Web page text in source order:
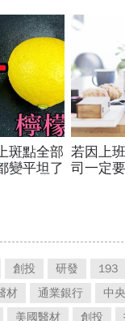
斑點全部
變平坦了
若因上
司一定
創投 研發 193
材 通業銀行 中
美國醫材 創投